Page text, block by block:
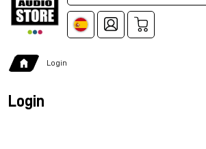
Login
Login